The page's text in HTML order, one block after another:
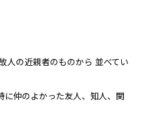
人の近親者のものから 並べてい
に仲のよかった友人、知人、関